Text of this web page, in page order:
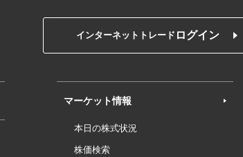
インターネットトレード ログイン
マーケット情報
本日の株式状況
株価検索